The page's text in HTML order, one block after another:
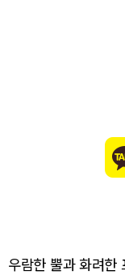
우람한 뿔과 화려한